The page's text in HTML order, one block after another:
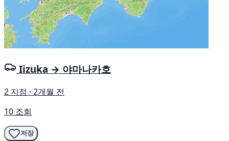
Iizuka → 야마나카호
2 지점 · 2개월 전
10 조회
저장